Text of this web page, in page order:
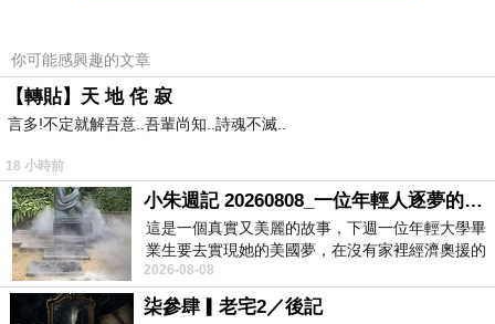
得文.大團購【台北濱江】嚴選鹹豬肉(400g/份)x30
用文.分享文行李箱/旅遊用品
分享推薦.
份)x30好用.推薦.評價.熱銷隨行杯果汁.大
團購【台北濱江】嚴選鹹豬肉(400g/份)x30開箱文.大團
購【台北濱江】嚴選鹹豬肉(400g/份)x30
你可能感興趣的文章
【轉貼】天 地 侘 寂
言多!不定就解吾意..吾輩尚知..詩魂不滅..
18 小時前
小朱週記 20260808_一位年輕人逐夢的真實故事
這是一個真實又美麗的故事，下週一位年輕大學畢
業生要去實現她的美國夢，在沒有家裡經濟奧援的
情況下，靠著自我努力工作累積出國基
2026-08-08
柒參肆▎老宅2／後記